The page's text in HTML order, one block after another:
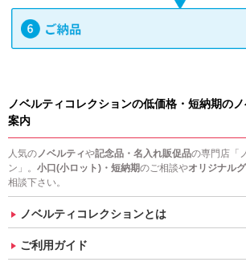
ノベルティコレクションの低価格・短納期の
案内
人気のノベルティや記念品・名入れ販促品の専門店「
ン」。 小口(小ロット)・短納期のご相談やオリジナル
相談下さい。
ノベルティコレクションとは
ご利用ガイド